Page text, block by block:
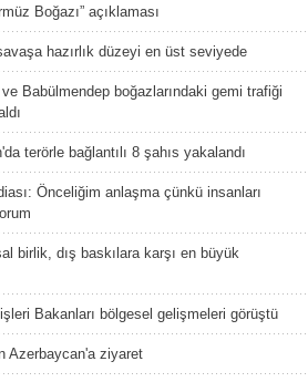
Boğazı” açıklaması
hazırlık düzeyi en üst seviyede
Babülmendep boğazlarındaki gemi trafiği
terörle bağlantılı 8 şahıs yakalandı
Önceliğim anlaşma çünkü insanları
birlik, dış baskılara karşı en büyük
Bakanları bölgesel gelişmeleri görüştü
Azerbaycan'a ziyaret